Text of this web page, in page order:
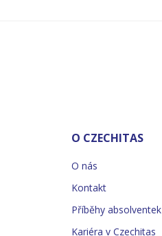
O CZECHITAS
O nás
Kontakt
Příběhy absolventek
Kariéra v Czechitas